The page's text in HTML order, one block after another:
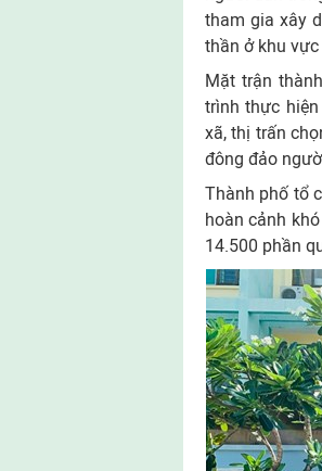
tham gia xây
thần ở khu vực
Mặt trận
trình thực
xã, thị trấn
đông đảo
Thành phố tổ
hoàn cảnh
14.500 phần